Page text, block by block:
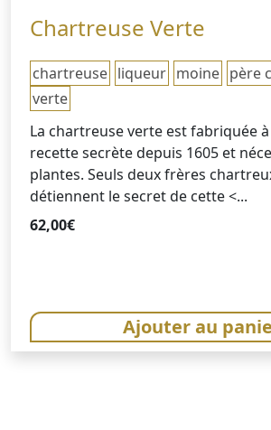
Chartreuse Verte
chartreuse liqueur moine père
verte
La chartreuse verte est fabriquée
recette secrète depuis 1605 et
plantes. Seuls deux frères
détiennent le secret de cette <...
62,00€
Ajouter au